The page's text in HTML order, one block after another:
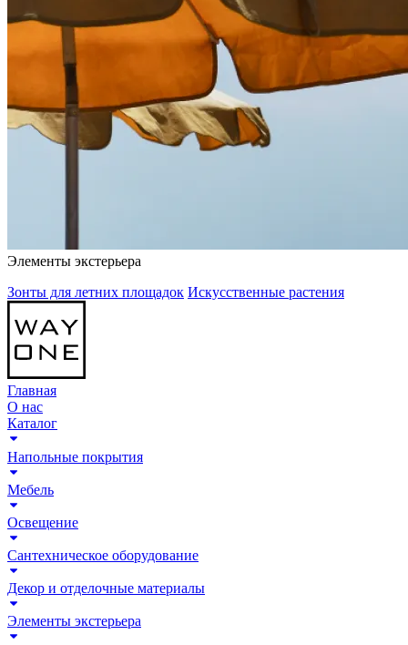
Элементы экстерьера
Зонты для летних площадок Искусственные растения
Главная
О нас
Каталог
Напольные покрытия
Мебель
Освещение
Сантехническое оборудование
Декор и отделочные материалы
Элементы экстерьера